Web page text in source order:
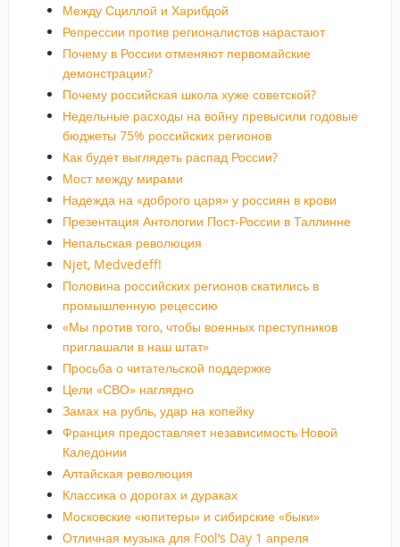
Между Сциллой и Харибдой
Репрессии против регионалистов нарастают
Почему в России отменяют первомайские
демонстрации?
Почему российская школа хуже советской?
Недельные расходы на войну превысили годовые
бюджеты 75% российских регионов
Как будет выглядеть распад России?
Мост между мирами
Надежда на «доброго царя» у россиян в крови
Презентация Антологии Пост-России в Таллинне
Непальская революция
Njet, Medvedeff!
Половина российских регионов скатились в
промышленную рецессию
«Мы против того, чтобы военных преступников
приглашали в наш штат»
Просьба о читательской поддержке
Цели «СВО» наглядно
Замах на рубль, удар на копейку
Франция предоставляет независимость Новой
Каледонии
Алтайская революция
Классика о дорогах и дураках
Московские «юпитеры» и сибирские «быки»
Отличная музыка для Fool’s Day 1 апреля